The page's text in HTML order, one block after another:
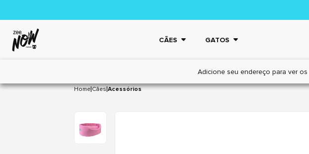
CÃES GATOS
Adicione seu endereço para ver os
Home|Cães|Acessórios